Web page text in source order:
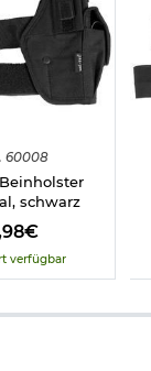
60008
schwarz
verfügbar